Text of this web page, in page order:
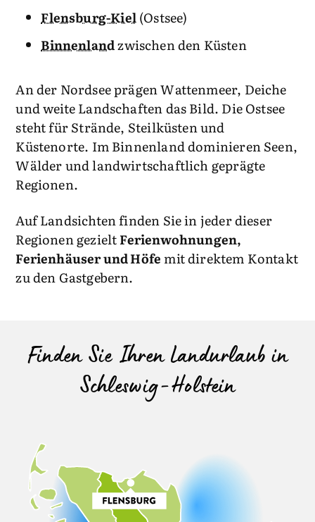
Flensburg-Kiel(Ostsee)
Binnenlandzwischen den Küsten
An der Nordsee prägen Wattenmeer, Deiche
und weite Landschaften das Bild. Die Ostsee
steht für Strände, Steilküsten und
Küstenorte. Im Binnenland dominieren Seen,
Wälder und landwirtschaftlich geprägte
Regionen.
Auf Landsichten finden Sie in jeder dieser
Regionen gezieltFerienwohnungen,
Ferienhäuser und Höfemit direktem Kontakt
zu den Gastgebern.
Finden Sie Ihren Landurlaub in
Schleswig-Holstein